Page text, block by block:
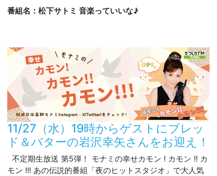
番組名：松下サトミ 音楽っていいな♪
11/27（水）19時からゲストにブレッ
ド＆バターの岩沢幸矢さんをお迎え！
不定期生放送 第5弾！ モナミの幸せカモン ! カモン !! カ
モン !!! あの伝説的番組「夜のヒットスタジオ」で大人気